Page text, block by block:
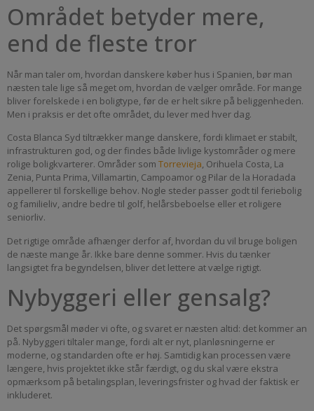
Området betyder mere,
end de fleste tror
Når man taler om, hvordan danskere køber hus i Spanien, bør man
næsten tale lige så meget om, hvordan de vælger område. For mange
bliver forelskede i en boligtype, før de er helt sikre på beliggenheden.
Men i praksis er det ofte området, du lever med hver dag.
Costa Blanca Syd tiltrækker mange danskere, fordi klimaet er stabilt,
infrastrukturen god, og der findes både livlige kystområder og mere
rolige boligkvarterer. Områder som Torrevieja, Orihuela Costa, La
Zenia, Punta Prima, Villamartin, Campoamor og Pilar de la Horadada
appellerer til forskellige behov. Nogle steder passer godt til feriebolig
og familieliv, andre bedre til golf, helårsbeboelse eller et roligere
seniorliv.
Det rigtige område afhænger derfor af, hvordan du vil bruge boligen
de næste mange år. Ikke bare denne sommer. Hvis du tænker
langsigtet fra begyndelsen, bliver det lettere at vælge rigtigt.
Nybyggeri eller gensalg?
Det spørgsmål møder vi ofte, og svaret er næsten altid: det kommer an
på. Nybyggeri tiltaler mange, fordi alt er nyt, planløsningerne er
moderne, og standarden ofte er høj. Samtidig kan processen være
længere, hvis projektet ikke står færdigt, og du skal være ekstra
opmærksom på betalingsplan, leveringsfrister og hvad der faktisk er
inkluderet.